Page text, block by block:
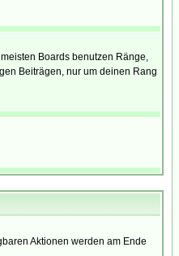
Boards benutzen Ränge,
Beiträgen, nur um deinen Rang
Aktionen werden am Ende